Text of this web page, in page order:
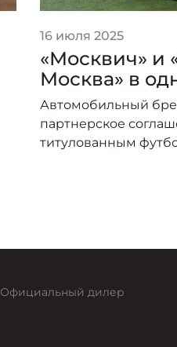
16 июля 2025
«Москвич» и
Москва» в
Автомобильный
партнерское
титулованным
Официальный дилер